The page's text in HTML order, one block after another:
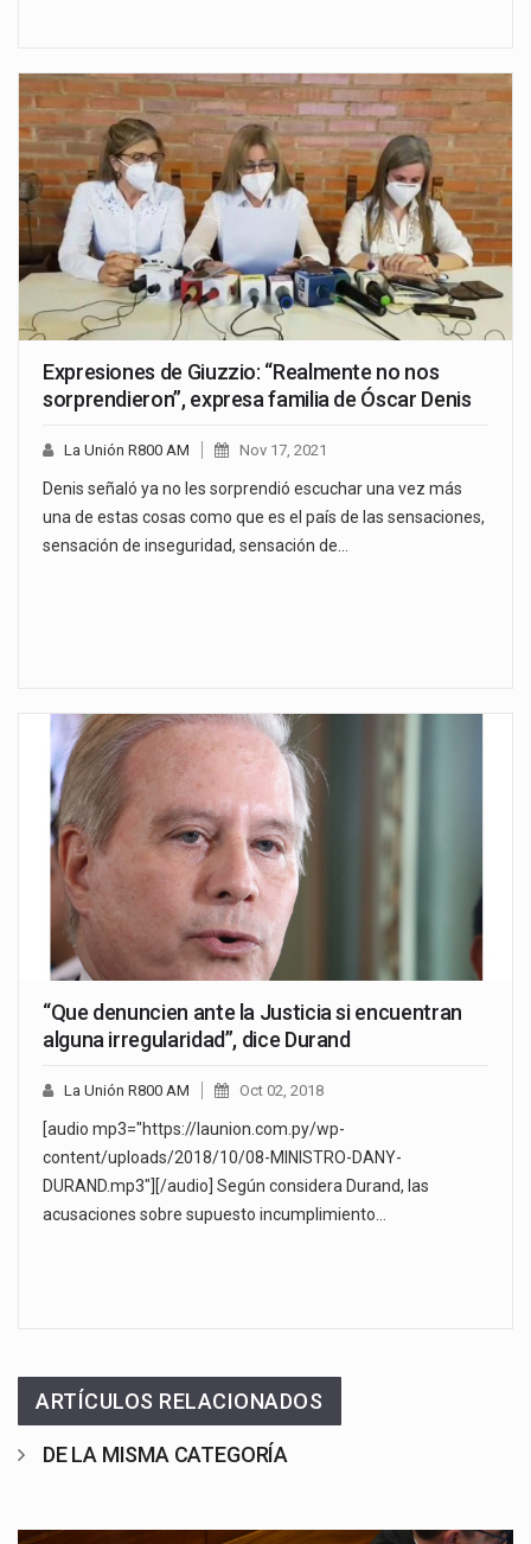
Expresiones de Giuzzio: “Realmente no nos
sorprendieron”, expresa familia de Óscar Denis
La Unión R800 AM Nov 17, 2021
Denis señaló ya no les sorprendió escuchar una vez más
una de estas cosas como que es el país de las sensaciones,
sensación de inseguridad, sensación de…
“Que denuncien ante la Justicia si encuentran
alguna irregularidad”, dice Durand
La Unión R800 AM Oct 02, 2018
[audio mp3="https://launion.com.py/wp-
content/uploads/2018/10/08-MINISTRO-DANY-
DURAND.mp3"][/audio] Según considera Durand, las
acusaciones sobre supuesto incumplimiento…
ARTÍCULOS RELACIONADOS
DE LA MISMA CATEGORÍA